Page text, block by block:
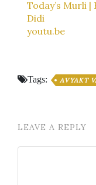
Today’s Murli |
Didi
youtu.be
Tags: AVYAKT
LEAVE A REPLY